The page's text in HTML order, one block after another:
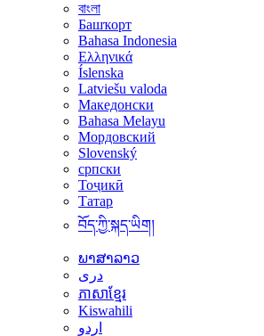
বাংলা
Башҡорт
Bahasa Indonesia
Ελληνικά
Íslenska
Latviešu valoda
Македонски
Bahasa Melayu
Мордовский
Slovenský
српски
Тоҷикӣ
Татар
བོད་ཀྱི་སྐད་ཡིག།
ພາສາລາວ
دری
ភាសាខ្មែរ
Kiswahili
اردو